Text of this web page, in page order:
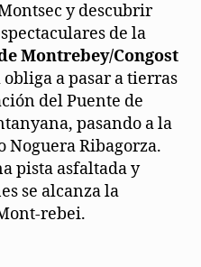
y descubrir
de la
Montrebey/Congost
obliga a pasar a tierras
del Puente de
pasando a la
Ribagorza.
pista asfaltada y
se alcanza la
rebei.